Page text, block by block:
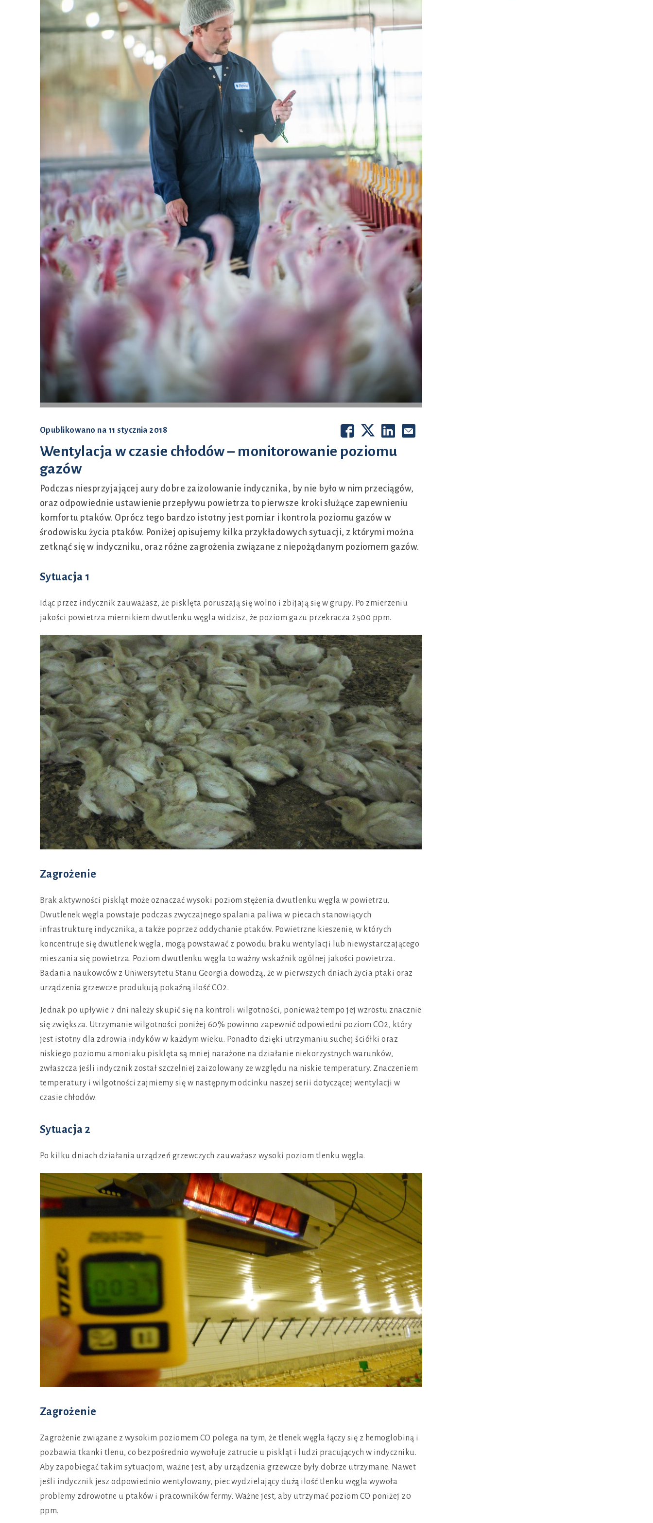
Organizacja
Opublikowano na 11 stycznia 2018
Wentylacja w czasie chłodów – monitorowanie poziomu
gazów
Podczas niesprzyjającej aury dobre zaizolowanie indycznika, by nie było w nim przeciągów,
oraz odpowiednie ustawienie przepływu powietrza to pierwsze kroki służące zapewnieniu
komfortu ptaków. Oprócz tego bardzo istotny jest pomiar i kontrola poziomu gazów w
środowisku życia ptaków. Poniżej opisujemy kilka przykładowych sytuacji, z którymi można
zetknąć się w indyczniku, oraz różne zagrożenia związane z niepożądanym poziomem gazów.
Sytuacja 1
Idąc przez indycznik zauważasz, że pisklęta poruszają się wolno i zbijają się w grupy. Po zmierzeniu
jakości powietrza miernikiem dwutlenku węgla widzisz, że poziom gazu przekracza 2500 ppm.
Zagrożenie
Brak aktywności piskląt może oznaczać wysoki poziom stężenia dwutlenku węgla w powietrzu.
Dwutlenek węgla powstaje podczas zwyczajnego spalania paliwa w piecach stanowiących
infrastrukturę indycznika, a także poprzez oddychanie ptaków. Powietrzne kieszenie, w których
koncentruje się dwutlenek węgla, mogą powstawać z powodu braku wentylacji lub niewystarczającego
mieszania się powietrza. Poziom dwutlenku węgla to ważny wskaźnik ogólnej jakości powietrza.
Badania naukowców z Uniwersytetu Stanu Georgia dowodzą, że w pierwszych dniach życia ptaki oraz
urządzenia grzewcze produkują pokaźną ilość CO2.
Jednak po upływie 7 dni należy skupić się na kontroli wilgotności, ponieważ tempo jej wzrostu znacznie
się zwiększa. Utrzymanie wilgotności poniżej 60% powinno zapewnić odpowiedni poziom CO2, który
jest istotny dla zdrowia indyków w każdym wieku. Ponadto dzięki utrzymaniu suchej ściółki oraz
niskiego poziomu amoniaku pisklęta są mniej narażone na działanie niekorzystnych warunków,
zwłaszcza jeśli indycznik został szczelniej zaizolowany ze względu na niskie temperatury. Znaczeniem
temperatury i wilgotności zajmiemy się w następnym odcinku naszej serii dotyczącej wentylacji w
czasie chłodów.
Sytuacja 2
Po kilku dniach działania urządzeń grzewczych zauważasz wysoki poziom tlenku węgla.
Zagrożenie
Zagrożenie związane z wysokim poziomem CO polega na tym, że tlenek węgla łączy się z hemoglobiną i
pozbawia tkanki tlenu, co bezpośrednio wywołuje zatrucie u piskląt i ludzi pracujących w indyczniku.
Aby zapobiegać takim sytuacjom, ważne jest, aby urządzenia grzewcze były dobrze utrzymane. Nawet
jeśli indycznik jesz odpowiednio wentylowany, piec wydzielający dużą ilość tlenku węgla wywoła
problemy zdrowotne u ptaków i pracowników fermy. Ważne jest, aby utrzymać poziom CO poniżej 20
ppm.